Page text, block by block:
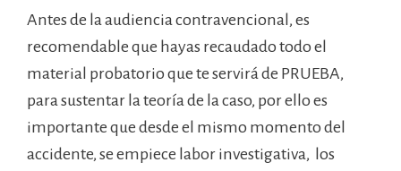
Antes de la audiencia contravencional, es
recomendable que hayas recaudado todo el
material probatorio que te servirá de PRUEBA,
para sustentar la teoría de la caso, por ello es
importante que desde el mismo momento del
accidente, se empiece labor investigativa, los